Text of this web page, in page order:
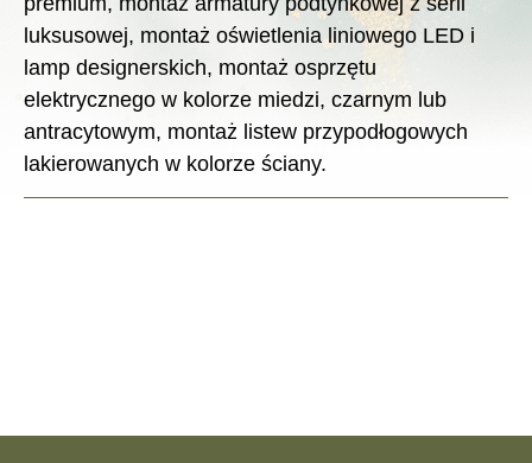
luksusowej, montaż oświetlenia liniowego LED i
lamp designerskich, montaż osprzętu
elektrycznego w kolorze miedzi, czarnym lub
antracytowym, montaż listew przypodłogowych
lakierowanych w kolorze ściany.